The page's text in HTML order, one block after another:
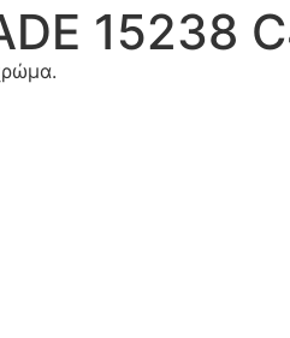
15238